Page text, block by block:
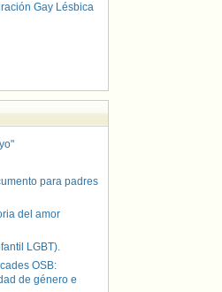
Gay Lésbica
para padres
del amor
LGBT).
OSB:
de género e